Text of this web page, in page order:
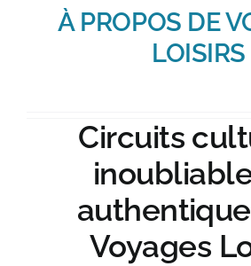
Demandez la brochure
Abonnez-vous à la Newsletter
Suivez-nous
À PROPOS DE
LOISIRS
Circuits
Voyages